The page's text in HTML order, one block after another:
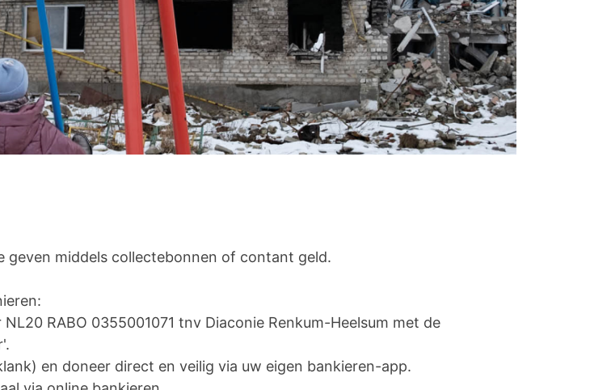
geven middels collectebonnen of contant geld.
RABO 0355001071 tnv Diaconie Renkum-Heelsum met de
en doneer direct en veilig via uw eigen bankieren-app.